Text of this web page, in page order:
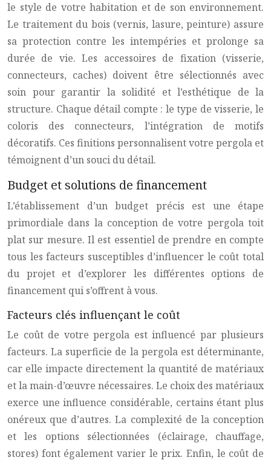
le style de votre habitation et de son environnement.
Le traitement du bois (vernis, lasure, peinture) assure
sa protection contre les intempéries et prolonge sa
durée de vie. Les accessoires de fixation (visserie,
connecteurs, caches) doivent être sélectionnés avec
soin pour garantir la solidité et l’esthétique de la
structure. Chaque détail compte : le type de visserie, le
coloris des connecteurs, l’intégration de motifs
décoratifs. Ces finitions personnalisent votre pergola et
témoignent d’un souci du détail.
Budget et solutions de financement
L’établissement d’un budget précis est une étape
primordiale dans la conception de votre pergola toit
plat sur mesure. Il est essentiel de prendre en compte
tous les facteurs susceptibles d’influencer le coût total
du projet et d’explorer les différentes options de
financement qui s’offrent à vous.
Facteurs clés influençant le coût
Le coût de votre pergola est influencé par plusieurs
facteurs. La superficie de la pergola est déterminante,
car elle impacte directement la quantité de matériaux
et la main-d’œuvre nécessaires. Le choix des matériaux
exerce une influence considérable, certains étant plus
onéreux que d’autres. La complexité de la conception
et les options sélectionnées (éclairage, chauffage,
stores) font également varier le prix. Enfin, le coût de